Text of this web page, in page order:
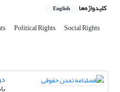
کلیدواژه‌ها English
Political Rights Social Rights